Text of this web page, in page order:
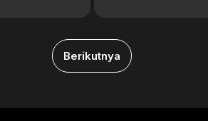
Berikutnya